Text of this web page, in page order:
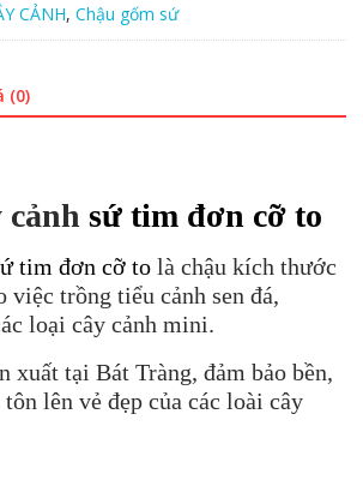
CẢNH, Chậu gốm sứ
(0)
cảnh sứ tim đơn cỡ to
tim đơn cỡ tolà chậu kích thước
việc trồng tiểu cảnh sen đá,
loại cây cảnh mini.
xuất tại Bát Tràng, đảm bảo bền,
lên vẻ đẹp của các loài cây